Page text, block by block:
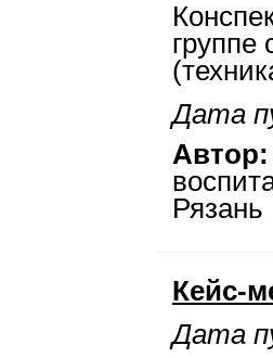
группе
Дата
Автор:
Рязань
Кейс-
Дата